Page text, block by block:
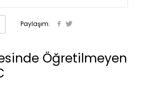
Paylaşım:
Öğretilmeyen